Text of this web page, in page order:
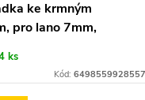
ke krmným
pro lano 7mm,
ks
Kód:6498559928557